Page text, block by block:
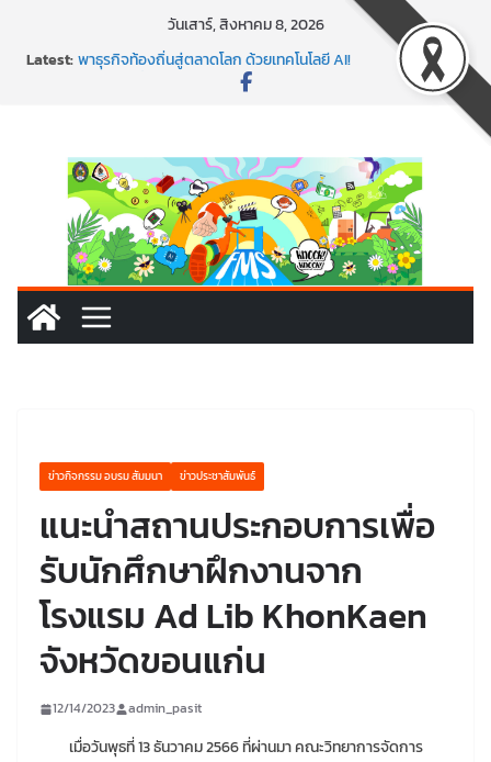
วันเสาร์, สิงหาคม 8, 2026
Latest:
พร้อมลุยแล้ว! ปักหมุดโรดแมป AI อัปสกิลธุรกิจให้พุ่งทะยาน
พาธุรกิจท้องถิ่นสู่ตลาดโลก ด้วยเทคโนโลยี AI!
SMEs ยุคนี้ ถ้าไม่ใช้ AI ถือว่าพลาดมาก!
ข่าวกิจกรรม อบรม สัมมนา ข่าวประชาสัมพันธ์
แนะนำสถานประกอบการเพื่อ
รับนักศึกษาฝึกงานจาก
โรงแรม Ad Lib KhonKaen
จังหวัดขอนแก่น
12/14/2023 admin_pasit
เมื่อวันพุธที่ 13 ธันวาคม 2566 ที่ผ่านมา คณะวิทยาการจัดการ